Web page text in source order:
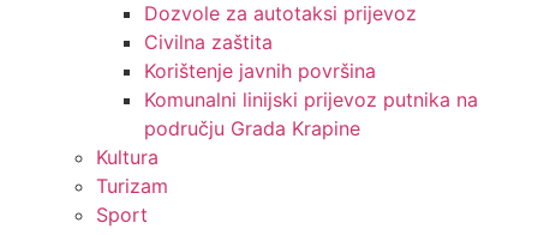
Dozvole za autotaksi prijevoz
Civilna zaštita
Korištenje javnih površina
Komunalni linijski prijevoz putnika na
području Grada Krapine
Kultura
Turizam
Sport